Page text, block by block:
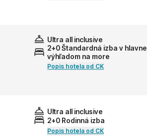
Ultra all inclusive
2+0 Štandardná izba v
výhľadom na more
Popis hotela od CK
Ultra all inclusive
2+0 Rodinná izba
Popis hotela od CK